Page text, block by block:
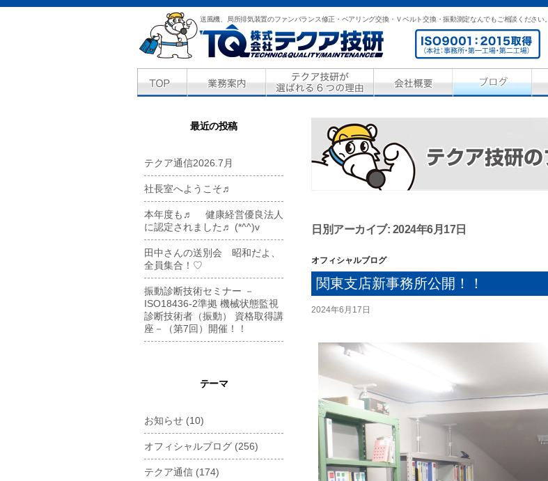
送風機、局所排気装置のファンバランス修正・ベアリング交換・Ｖベルト交換・振動測定なんでもご相談ください。
日別アーカイブ: 2024年6月17日
オフィシャルブログ
関東支店新事務所公開！！
2024年6月17日
最近の投稿
テクア通信2026.7月
社長室へようこそ♬
本年度も♬ 健康経営優良法人
に認定されました♬ (*^^)v
田中さんの送別会 昭和だよ、
全員集合！♡
振動診断技術セミナー －
ISO18436-2準拠 機械状態監視
診断技術者（振動） 資格取得講
座－（第7回）開催！！
テーマ
お知らせ (10)
オフィシャルブログ (256)
テクア通信 (174)